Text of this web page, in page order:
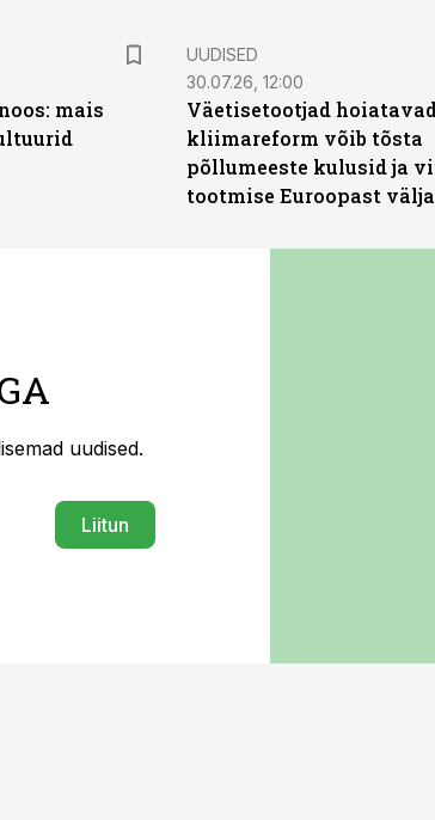
mais
UUDISED
30.07.26, 12:00
Väetisetootjad
kliimareform võib tõsta
põllumeeste kulusid ja
tootmise Euroopast välja
uudised.
Liitun